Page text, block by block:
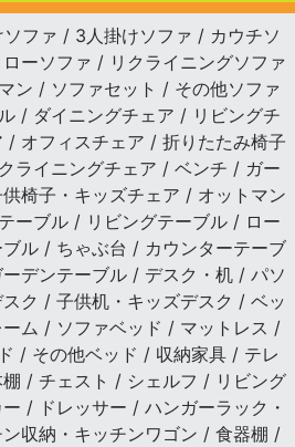
ファ / 3人掛けソファ / カウチソ
ーソファ / リクライニングソファ
ン / ソファセット / その他ソファ
/ ダイニングチェア / リビングチ
/ オフィスチェア / 折りたたみ椅子
ライニングチェア / ベンチ / ガー
椅子・キッズチェア / オットマン
ーブル / リビングテーブル / ロー
ル / ちゃぶ台 / カウンターテーブ
デンテーブル / デスク・机 / パソ
ク / 子供机・キッズデスク / ベッ
ーム / ソファベッド / マットレス /
/ その他ベッド / 収納家具 / テレ
/ チェスト / シェルフ / リビング
/ ドレッサー / ハンガーラック・
収納・キッチンワゴン / 食器棚 /